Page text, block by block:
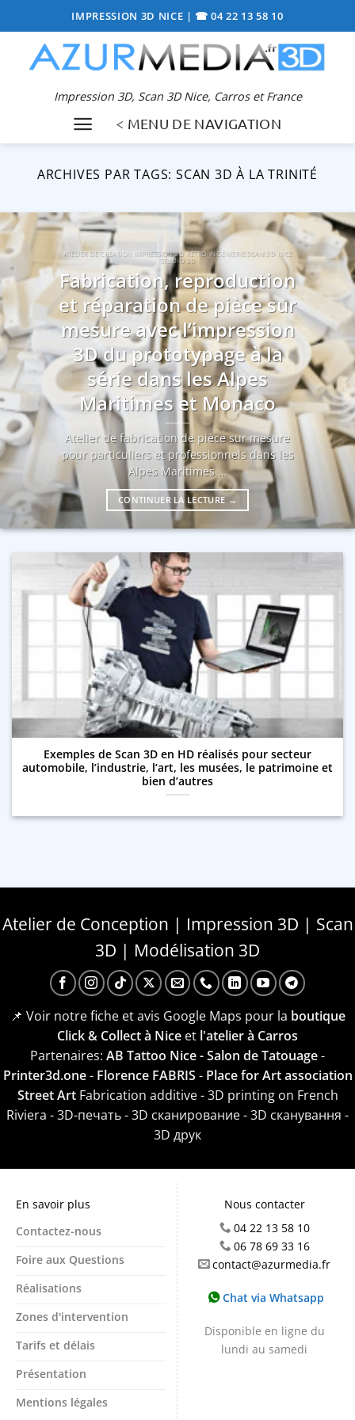
au
contenu
IMPRESSION 3D NICE | ☎ 04 22 13 58 10
Impression 3D, Scan 3D Nice, Carros et France
< MENU DE NAVIGATION
ARCHIVES PAR TAGS:SCAN 3D À LA TRINITÉ
ATELIER DE CRÉATION IMPRESSION 3D RÉTRO-INGÉNIERIE SCAN 3D NICE
STUDIO 3D
Fabrication, reproduction
et réparation de pièce sur
mesure avec l’impression
3D du prototypage à la
série dans les Alpes
Maritimes et Monaco
Atelier de fabrication de pièce sur mesure
pour particuliers et professionnels dans les
Alpes Maritimes ...
CONTINUER LA LECTURE →
Exemples de Scan 3D en HD réalisés pour secteur
automobile, l’industrie, l’art, les musées, le patrimoine et
bien d’autres
Atelier de Conception | Impression 3D | Scan
3D | Modélisation 3D
📌 Voir notre fiche et avis Google Maps pour la boutique
Click & Collect à Nice et l'atelier à Carros
Partenaires: AB Tattoo Nice - Salon de Tatouage-
Printer3d.one- Florence FABRIS - Place for Art association
Street ArtFabrication additive - 3D printing on French
Riviera - 3D-печать - 3D сканирование - 3D сканування -
3D друк
En savoir plus
Contactez-nous
Foire aux Questions
Réalisations
Zones d'intervention
Tarifs et délais
Présentation
Mentions légales
Nous contacter
04 22 13 58 10
06 78 69 33 16
contact@azurmedia.fr
Chat via Whatsapp
Disponible en ligne du
lundi au samedi